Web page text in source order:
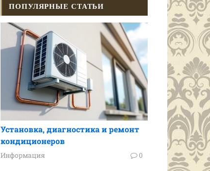
ПОПУЛЯРНЫЕ СТАТЬИ
Установка, диагностика и ремонт
кондиционеров
Информация 0